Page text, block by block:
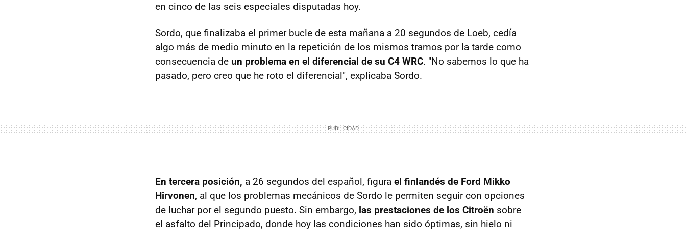
en cinco de las seis especiales disputadas hoy.
Sordo, que finalizaba el primer bucle de esta mañana a 20 segundos de Loeb, cedía
algo más de medio minuto en la repetición de los mismos tramos por la tarde como
consecuencia de un problema en el diferencial de su C4 WRC. "No sabemos lo que ha
pasado, pero creo que he roto el diferencial", explicaba Sordo.
En tercera posición, a 26 segundos del español, figura el finlandés de Ford Mikko
Hirvonen, al que los problemas mecánicos de Sordo le permiten seguir con opciones
de luchar por el segundo puesto. Sin embargo, las prestaciones de los Citroën sobre
el asfalto del Principado, donde hoy las condiciones han sido óptimas, sin hielo ni